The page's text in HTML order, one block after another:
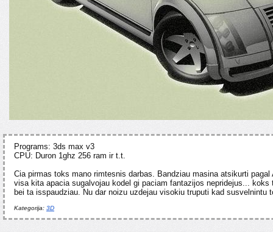
Programs: 3ds max v3
CPU: Duron 1ghz 256 ram ir t.t.
Cia pirmas toks mano rimtesnis darbas. Bandziau masina atsikurti
visa kita apacia sugalvojau kodel gi paciam fantazijos nepridejus...
bei ta isspaudziau. Nu dar noizu uzdejau visokiu truputi kad susvelnintu
Kategorija: 3D